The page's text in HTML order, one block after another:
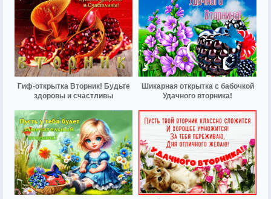
Гиф-открытка Вторник! Будьте
здоровы и счастливы
Шикарная открытка с бабочкой
Удачного вторника!